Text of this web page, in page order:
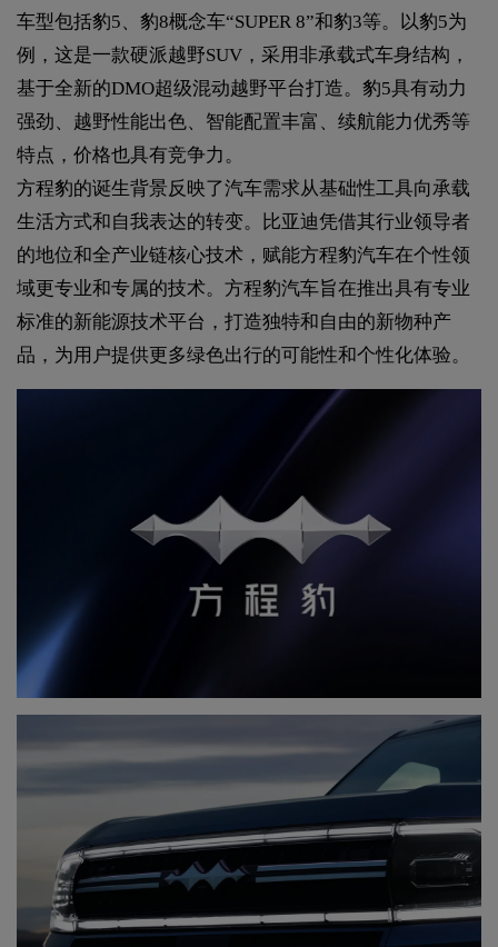
车型包括豹5、豹8概念车“SUPER 8”和豹3等。以豹5为
例，这是一款硬派越野SUV，采用非承载式车身结构，
基于全新的DMO超级混动越野平台打造。豹5具有动力
强劲、越野性能出色、智能配置丰富、续航能力优秀等
特点，价格也具有竞争力。
方程豹的诞生背景反映了汽车需求从基础性工具向承载
生活方式和自我表达的转变。比亚迪凭借其行业领导者
的地位和全产业链核心技术，赋能方程豹汽车在个性领
域更专业和专属的技术。方程豹汽车旨在推出具有专业
标准的新能源技术平台，打造独特和自由的新物种产
品，为用户提供更多绿色出行的可能性和个性化体验。